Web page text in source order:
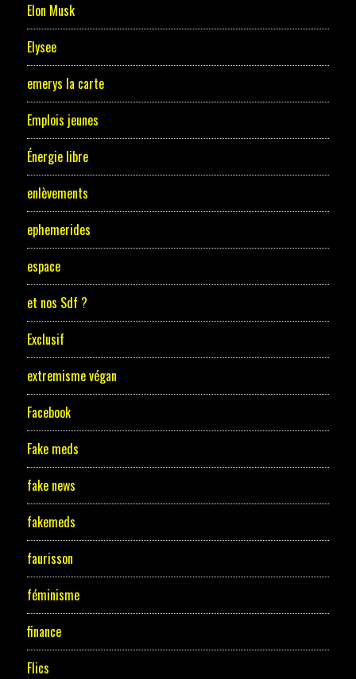
Elon Musk
Elysee
emerys la carte
Emplois jeunes
Énergie libre
enlèvements
ephemerides
espace
et nos Sdf ?
Exclusif
extremisme végan
Facebook
Fake meds
fake news
fakemeds
faurisson
féminisme
finance
Flics